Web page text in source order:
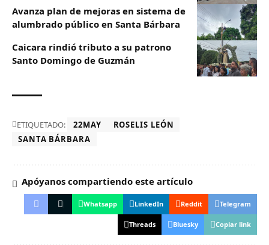
Avanza plan de mejoras en sistema de
alumbrado público en Santa Bárbara
Caicara rindió tributo a su patrono
Santo Domingo de Guzmán
ETIQUETADO: 22MAY
ROSELIS LEÓN
SANTA BÁRBARA
Apóyanos compartiendo este artículo
Whatsapp LinkedIn Reddit Telegram
Threads Bluesky Copiar link